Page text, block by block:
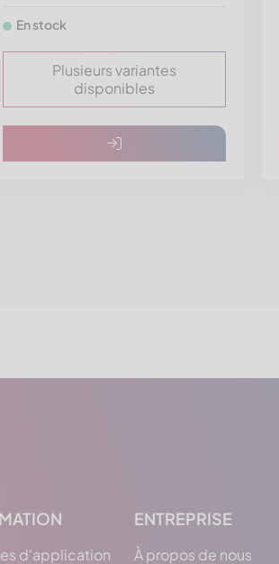
En stock
Plusieurs variantes
disponibles
d'application
ENTREPRISE
À propos de nous